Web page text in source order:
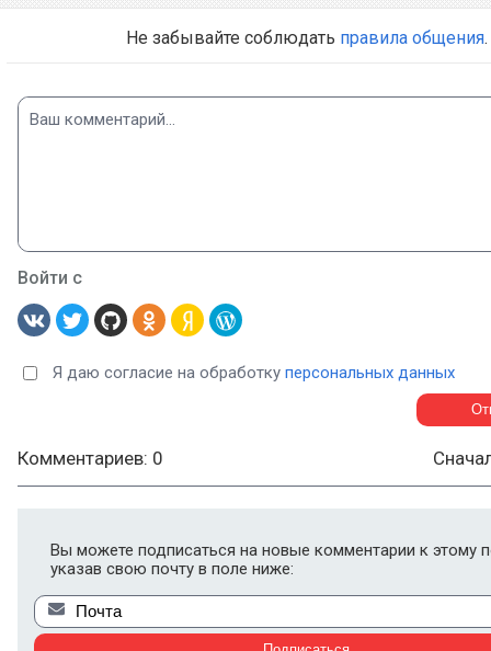
Не забывайте соблюдать правила общения.
Войти с
Я даю согласие на обработку персональных данных
Комментариев: 0
Вы можете подписаться на новые комментарии к этому
указав свою почту в поле ниже: